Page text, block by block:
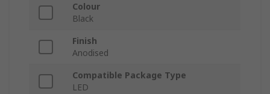
Colour
Black
Finish
Anodised
Compatible Package Type
LED